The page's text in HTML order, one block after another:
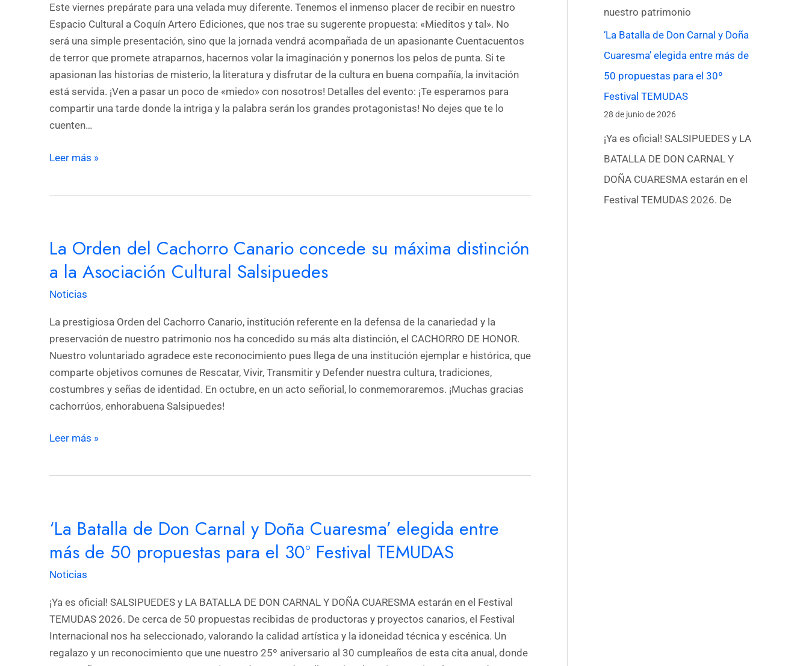
Este viernes prepárate para una velada muy diferente. Tenemos el inmenso placer de recibir en nuestro
Espacio Cultural a Coquín Artero Ediciones, que nos trae su sugerente propuesta: «Mieditos y tal». No
será una simple presentación, sino que la jornada vendrá acompañada de un apasionante Cuentacuentos
de terror que promete atraparnos, hacernos volar la imaginación y ponernos los pelos de punta. Si te
apasionan las historias de misterio, la literatura y disfrutar de la cultura en buena compañía, la invitación
está servida. ¡Ven a pasar un poco de «miedo» con nosotros! Detalles del evento: ¡Te esperamos para
compartir una tarde donde la intriga y la palabra serán los grandes protagonistas! No dejes que te lo
cuenten…
Coquín
Ediciones!
Leer más »
La Orden del Cachorro Canario concede su máxima distinción
a la Asociación Cultural Salsipuedes
Noticias
La prestigiosa Orden del Cachorro Canario, institución referente en la defensa de la canariedad y la
preservación de nuestro patrimonio nos ha concedido su más alta distinción, el CACHORRO DE HONOR.
Nuestro voluntariado agradece este reconocimiento pues llega de una institución ejemplar e histórica, que
comparte objetivos comunes de Rescatar, Vivir, Transmitir y Defender nuestra cultura, tradiciones,
costumbres y señas de identidad. En octubre, en un acto señorial, lo conmemoraremos. ¡Muchas gracias
cachorrúos, enhorabuena Salsipuedes!
Orden
Cachorro
Canario
máxima
Leer más »
‘La Batalla de Don Carnal y Doña Cuaresma’ elegida entre
más de 50 propuestas para el 30º Festival TEMUDAS
Noticias
¡Ya es oficial! SALSIPUEDES y LA BATALLA DE DON CARNAL Y DOÑA CUARESMA estarán en el Festival
TEMUDAS 2026. De cerca de 50 propuestas recibidas de productoras y proyectos canarios, el Festival
Internacional nos ha seleccionado, valorando la calidad artística y la idoneidad técnica y escénica. Un
regalazo y un reconocimiento que une nuestro 25º aniversario al 30 cumpleaños de esta cita anual, donde
Batalla
Don
Carnal
Doña
entre
nuestro patrimonio
‘La Batalla de Don Carnal y Doña
Cuaresma’ elegida entre más de
50 propuestas para el 30º
Festival TEMUDAS
28 de junio de 2026
¡Ya es oficial! SALSIPUEDES y LA
BATALLA DE DON CARNAL Y
DOÑA CUARESMA estarán en el
Festival TEMUDAS 2026. De